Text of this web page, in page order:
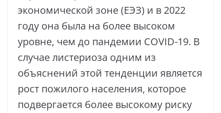
экономической зоне (ЕЭЗ) и в 2022
году она была на более высоком
уровне, чем до пандемии COVID-19. В
случае листериоза одним из
объяснений этой тенденции является
рост пожилого населения, которое
подвергается более высокому риску